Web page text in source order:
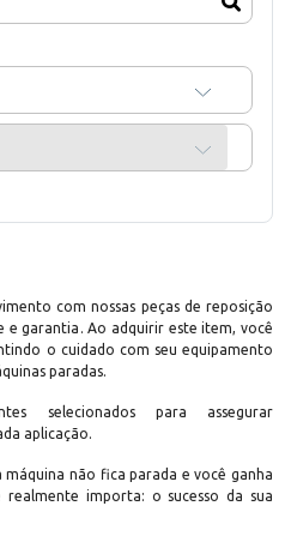
com nossas peças de reposição
e garantia. Ao adquirir este item, você
o cuidado com seu equipamento
paradas.
selecionados para assegurar
aplicação.
máquina não fica parada e você ganha
importa: o sucesso da sua